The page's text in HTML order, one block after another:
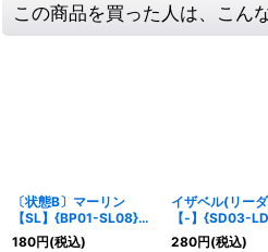
この商品を買った人は、こん
〔状態B〕マーリン
【SL】{BP01-SL08}
《ウィッチ》
180円(税込)
イザベル(リー
【-】{SD03-
ィッチ》
280円(税込)